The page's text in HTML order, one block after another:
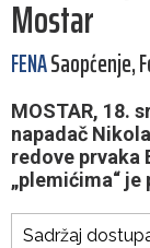
Mostar
FENASaopćenje,
MOSTAR, 18.
napadač
redove prvaka
„plemićima“
Sadržaj